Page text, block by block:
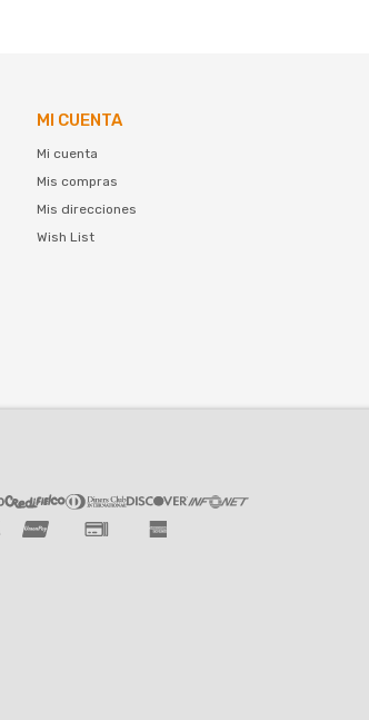
MI CUENTA
Mi cuenta
Mis compras
Mis direcciones
Wish List